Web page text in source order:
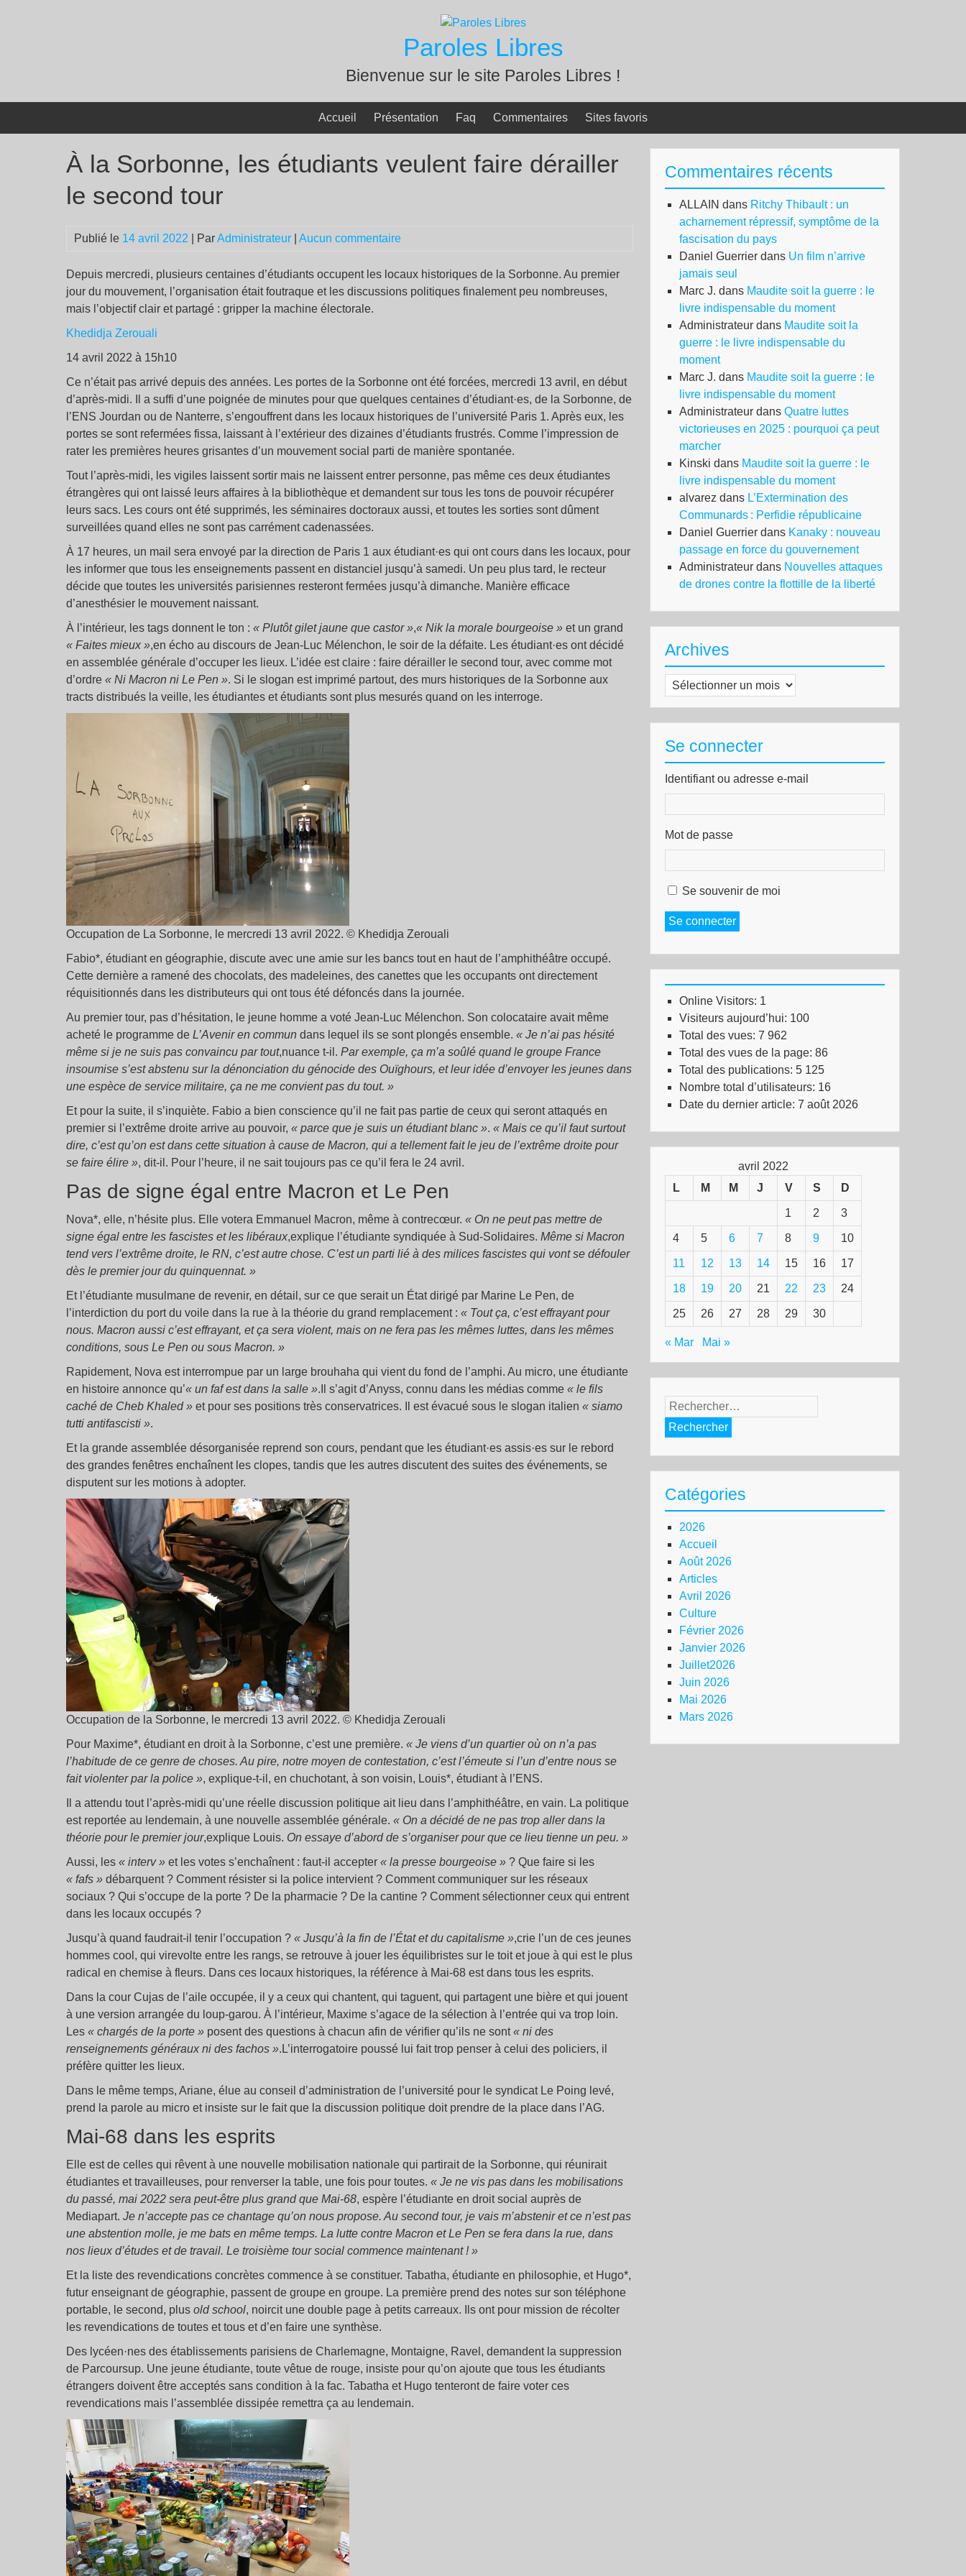
Paroles Libres
Bienvenue sur le site Paroles Libres !
Accueil Présentation Faq Commentaires Sites favoris
À la Sorbonne, les étudiants veulent faire dérailler
le second tour
Publié le 14 avril 2022 | ParAdministrateur Aucun commentaire
Depuis mercredi, plusieurs centaines d’étudiants occupent les locaux historiques de la Sorbonne. Au premier
jour du mouvement, l’organisation était foutraque et les discussions politiques finalement peu nombreuses,
mais l’objectif clair et partagé : gripper la machine électorale.
Khedidja Zerouali
14 avril 2022 à 15h10
Ce n’était pas arrivé depuis des années. Les portes de la Sorbonne ont été forcées, mercredi 13 avril, en début
d’après-midi. Il a suffi d’une poignée de minutes pour que quelques centaines d’étudiant·es, de la Sorbonne, de
l’ENS Jourdan ou de Nanterre, s’engouffrent dans les locaux historiques de l’université Paris 1. Après eux, les
portes se sont refermées fissa, laissant à l’extérieur des dizaines d’étudiants frustrés. Comme l’impression de
rater les premières heures grisantes d’un mouvement social parti de manière spontanée.
Tout l’après-midi, les vigiles laissent sortir mais ne laissent entrer personne, pas même ces deux étudiantes
étrangères qui ont laissé leurs affaires à la bibliothèque et demandent sur tous les tons de pouvoir récupérer
leurs sacs. Les cours ont été supprimés, les séminaires doctoraux aussi, et toutes les sorties sont dûment
surveillées quand elles ne sont pas carrément cadenassées.
À 17 heures, un mail sera envoyé par la direction de Paris 1 aux étudiant·es qui ont cours dans les locaux, pour
les informer que tous les enseignements passent en distanciel jusqu’à samedi. Un peu plus tard, le recteur
décide que toutes les universités parisiennes resteront fermées jusqu’à dimanche. Manière efficace
d’anesthésier le mouvement naissant.
À l’intérieur, les tags donnent le ton : « Plutôt gilet jaune que castor»,« Nik la morale bourgeoise » et un grand
« Faites mieux »,en écho au discours de Jean-Luc Mélenchon, le soir de la défaite. Les étudiant·es ont décidé
en assemblée générale d’occuper les lieux. L’idée est claire : faire dérailler le second tour, avec comme mot
d’ordre « Ni Macron ni Le Pen ». Si le slogan est imprimé partout, des murs historiques de la Sorbonne aux
tracts distribués la veille, les étudiantes et étudiants sont plus mesurés quand on les interroge.
Occupation de La Sorbonne, le mercredi 13 avril 2022. © Khedidja Zerouali
Fabio*, étudiant en géographie, discute avec une amie sur les bancs tout en haut de l’amphithéâtre occupé.
Cette dernière a ramené des chocolats, des madeleines, des canettes que les occupants ont directement
réquisitionnés dans les distributeurs qui ont tous été défoncés dans la journée.
Au premier tour, pas d’hésitation, le jeune homme a voté Jean-Luc Mélenchon. Son colocataire avait même
acheté le programme de L’Avenir en commun dans lequel ils se sont plongés ensemble. « Je n’ai pas hésité
même si je ne suis pas convaincu par tout,nuance t-il. Par exemple, ça m’a soûlé quand le groupe France
insoumise s’est abstenu sur la dénonciation du génocide des Ouïghours, et leur idée d’envoyer les jeunes dans
une espèce de service militaire, ça ne me convient pas du tout. »
Et pour la suite, il s’inquiète. Fabio a bien conscience qu’il ne fait pas partie de ceux qui seront attaqués en
premier si l’extrême droite arrive au pouvoir, « parce que je suis un étudiant blanc ». « Mais ce qu’il faut surtout
dire, c’est qu’on est dans cette situation à cause de Macron, qui a tellement fait le jeu de l’extrême droite pour
se faire élire », dit-il. Pour l’heure, il ne sait toujours pas ce qu’il fera le 24 avril.
Pas de signe égal entre Macron et Le Pen
Nova*, elle, n’hésite plus. Elle votera Emmanuel Macron, même à contrecœur. « On ne peut pas mettre de
signe égal entre les fascistes et les libéraux,explique l’étudiante syndiquée à Sud-Solidaires. Même si Macron
tend vers l’extrême droite, le RN, c’est autre chose. C’est un parti lié à des milices fascistes qui vont se défouler
dès le premier jour du quinquennat. »
Et l’étudiante musulmane de revenir, en détail, sur ce que serait un État dirigé par Marine Le Pen, de
l’interdiction du port du voile dans la rue à la théorie du grand remplacement : « Tout ça, c’est effrayant pour
nous. Macron aussi c’est effrayant, et ça sera violent, mais on ne fera pas les mêmes luttes, dans les mêmes
conditions, sous Le Pen ou sous Macron. »
Rapidement, Nova est interrompue par un large brouhaha qui vient du fond de l’amphi. Au micro, une étudiante
en histoire annonce qu’« un faf est dans la salle ».Il s’agit d’Anyss, connu dans les médias comme « le fils
caché de Cheb Khaled » et pour ses positions très conservatrices. Il est évacué sous le slogan italien « siamo
tutti antifascisti ».
Et la grande assemblée désorganisée reprend son cours, pendant que les étudiant·es assis·es sur le rebord
des grandes fenêtres enchaînent les clopes, tandis que les autres discutent des suites des événements, se
disputent sur les motions à adopter.
Occupation de la Sorbonne, le mercredi 13 avril 2022. © Khedidja Zerouali
Pour Maxime*, étudiant en droit à la Sorbonne, c’est une première. « Je viens d’un quartier où on n’a pas
l’habitude de ce genre de choses. Au pire, notre moyen de contestation, c’est l’émeute si l’un d’entre nous se
fait violenter par la police », explique-t-il, en chuchotant, à son voisin, Louis*, étudiant à l’ENS.
Il a attendu tout l’après-midi qu’une réelle discussion politique ait lieu dans l’amphithéâtre, en vain. La politique
est reportée au lendemain, à une nouvelle assemblée générale. « On a décidé de ne pas trop aller dans la
théorie pour le premier jour,explique Louis. On essaye d’abord de s’organiser pour que ce lieu tienne un peu. »
Aussi, les « interv» et les votes s’enchaînent : faut-il accepter « la presse bourgeoise » ? Que faire si les
« fafs » débarquent ? Comment résister si la police intervient ? Comment communiquer sur les réseaux
sociaux ? Qui s’occupe de la porte ? De la pharmacie ? De la cantine ? Comment sélectionner ceux qui entrent
dans les locaux occupés ?
Jusqu’à quand faudrait-il tenir l’occupation ? « Jusqu’à la fin de l’État et du capitalisme »,crie l’un de ces jeunes
hommes cool, qui virevolte entre les rangs, se retrouve à jouer les équilibristes sur le toit et joue à qui est le plus
radical en chemise à fleurs. Dans ces locaux historiques, la référence à Mai-68 est dans tous les esprits.
Dans la cour Cujas de l’aile occupée, il y a ceux qui chantent, qui taguent, qui partagent une bière et qui jouent
à une version arrangée du loup-garou. À l’intérieur, Maxime s’agace de la sélection à l’entrée qui va trop loin.
Les « chargés de la porte » posent des questions à chacun afin de vérifier qu’ils ne sont« ni des
renseignements généraux ni des fachos ».L’interrogatoire poussé lui fait trop penser à celui des policiers, il
préfère quitter les lieux.
Dans le même temps, Ariane, élue au conseil d’administration de l’université pour le syndicat Le Poing levé,
prend la parole au micro et insiste sur le fait que la discussion politique doit prendre de la place dans l’AG.
Mai-68 dans les esprits
Elle est de celles qui rêvent à une nouvelle mobilisation nationale qui partirait de la Sorbonne, qui réunirait
étudiantes et travailleuses, pour renverser la table, une fois pour toutes. « Je ne vis pas dans les mobilisations
du passé, mai 2022 sera peut-être plus grand que Mai-68, espère l’étudiante en droit social auprès de
Mediapart. Je n’accepte pas ce chantage qu’on nous propose. Au second tour, je vais m’abstenir et ce n’est pas
une abstention molle, je me bats en même temps. La lutte contre Macron et Le Pen se fera dans la rue, dans
nos lieux d’études et de travail. Le troisième tour social commence maintenant ! »
Et la liste des revendications concrètes commence à se constituer. Tabatha, étudiante en philosophie, et Hugo*,
futur enseignant de géographie, passent de groupe en groupe. La première prend des notes sur son téléphone
portable, le second, plus old school, noircit une double page à petits carreaux. Ils ont pour mission de récolter
les revendications de toutes et tous et d’en faire une synthèse.
Des lycéen·nes des établissements parisiens de Charlemagne, Montaigne, Ravel, demandent la suppression
de Parcoursup. Une jeune étudiante, toute vêtue de rouge, insiste pour qu’on ajoute que tous les étudiants
étrangers doivent être acceptés sans condition à la fac. Tabatha et Hugo tenteront de faire voter ces
revendications mais l’assemblée dissipée remettra ça au lendemain.
Commentaires récents
ALLAIN dans Ritchy Thibault : un
acharnement répressif, symptôme de la
fascisation du pays
Daniel Guerrier dans Un film n’arrive
jamais seul
Marc J. dans Maudite soit la guerre : le
livre indispensable du moment
Administrateur dans Maudite soit la
guerre : le livre indispensable du
moment
Marc J. dans Maudite soit la guerre : le
livre indispensable du moment
Administrateur dans Quatre luttes
victorieuses en 2025 : pourquoi ça peut
marcher
Kinski dans Maudite soit la guerre : le
livre indispensable du moment
alvarez dans L’Extermination des
Communards : Perfidie républicaine
Daniel Guerrier dans Kanaky : nouveau
passage en force du gouvernement
Administrateur dans Nouvelles attaques
de drones contre la flottille de la liberté
Archives
Archives
Se connecter
Identifiant ou adresse e-mail
Mot de passe
Se souvenir de moi
Se connecter
Online Visitors: 1
Visiteurs aujourd’hui: 100
Total des vues: 7 962
Total des vues de la page: 86
Total des publications: 5 125
Nombre total d’utilisateurs: 16
Date du dernier article: 7 août 2026
avril 2022
L
M M J V S D
1 2 3
4 5 6 7 8 9 10
11 12 13 14 15 16 17
18 19 20 21 22 23 24
25 26 27 28 29 30
« Mar Mai »
Rechercher :
Catégories
2026
Accueil
Août 2026
Articles
Avril 2026
Culture
Février 2026
Janvier 2026
Juillet2026
Juin 2026
Mai 2026
Mars 2026